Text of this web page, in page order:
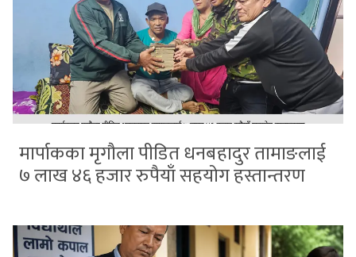
मार्पाकका मृगौला पीडित धनबहादुर तामाङलाई
७ लाख ४६ हजार रुपैयाँ सहयोग हस्तान्तरण